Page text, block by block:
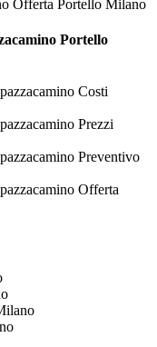
Offerta Portello Milano
Portello
Costi
Prezzi
Preventivo
Offerta